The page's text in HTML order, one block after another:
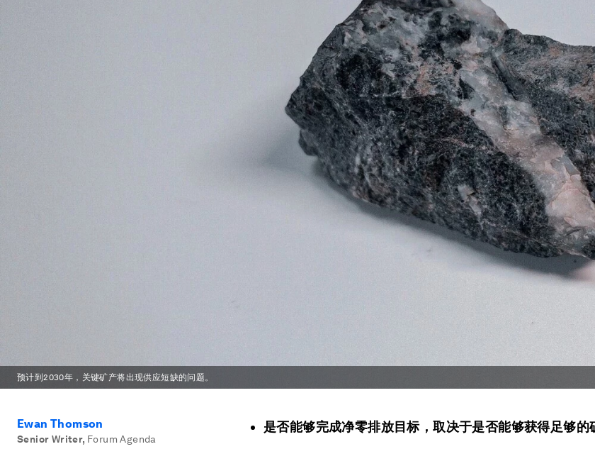
预计到2030年，关键矿产将出现供应短缺的问题。
Ewan Thomson
Senior Writer, Forum Agenda
是否能够完成净零排放目标，取决于是否能够获得足够的